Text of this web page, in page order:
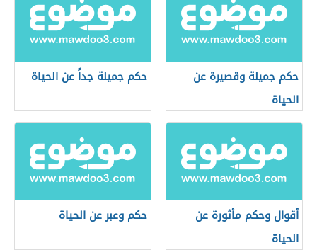
حكم جميلة وقصيرة عن
الحياة
حكم جميلة جداً عن الحياة
أقوال وحكم مأثورة عن
الحياة
حكم وعبر عن الحياة